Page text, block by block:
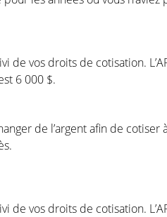
de vos droits de cotisation.
6 000 $.
de l’argent afin de
de vos droits de cotisation.